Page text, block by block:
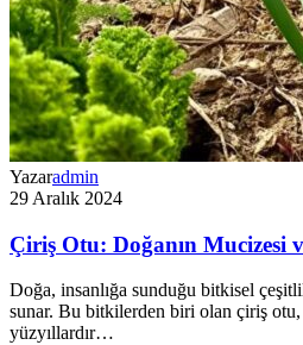
Yazaradmin
29 Aralık 2024
Çiriş Otu: Doğanın Mucizesi
Doğa, insanlığa sunduğu bitkisel
sunar. Bu bitkilerden biri olan çiriş
yüzyıllardır…